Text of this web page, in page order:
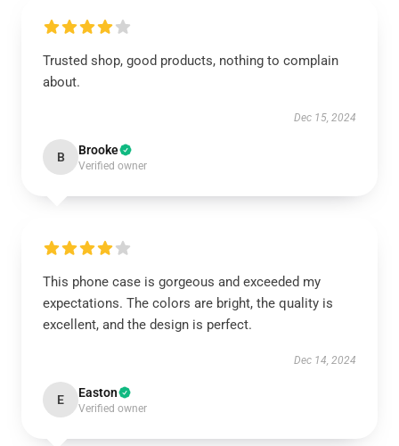
Trusted shop, good products, nothing to complain
about.
Dec 15, 2024
B Brooke
Verified owner
This phone case is gorgeous and exceeded my
expectations. The colors are bright, the quality is
excellent, and the design is perfect.
Dec 14, 2024
E Easton
Verified owner